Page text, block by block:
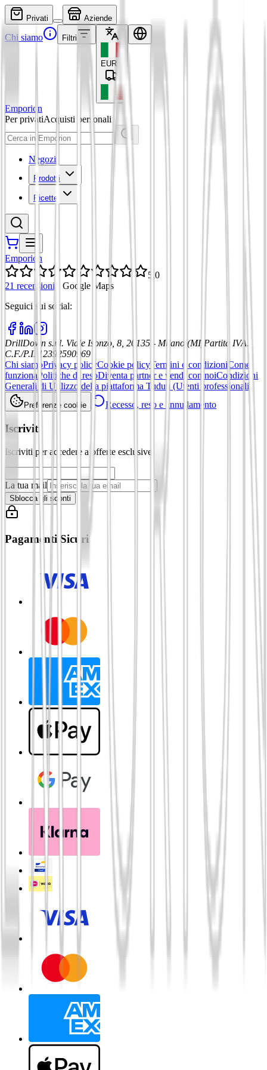
Privati Aziende
Chi siamo Filtri
EUR
Emporion
Per privatiAcquisti personali
Negozi
Prodotti
Ricette
Emporion
5,0
21 recensioni
Google Maps
Seguici sui social:
DrillDown s.r.l. Viale Isonzo, 8, 20135 - Milano (MI) Partita IVA:
C.F./P.I. 12392590969
Chi siamoPrivacy policyCookie policyTermini e condizioni Come
funziona Politiche di resoDiventa partner e vendi con noiCondizioni
Generali di Utilizzo della piattaforma Tuduu (Utenti professionali)
Preferenze cookie Recesso, reso e annullamento
Iscriviti
Iscriviti per accedere a offerte esclusive
La tua mail
Sblocca gli sconti
Pagamenti Sicuri